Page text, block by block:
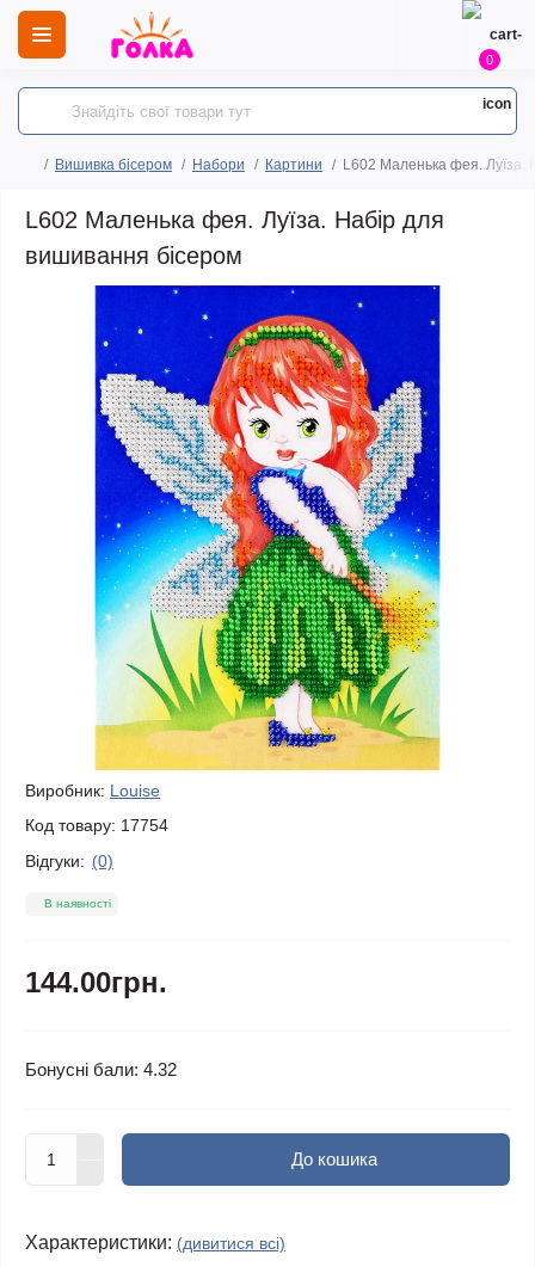
0
Вишивка бісером Набори Картини L602 Маленька фея. Луїза.
L602 Маленька фея. Луїза. Набір для
вишивання бісером
Виробник: Louise
Код товару: 17754
Відгуки: (0)
В наявності
144.00грн.
Бонусні бали: 4.32
До кошика
Характеристики: (дивитися всі)